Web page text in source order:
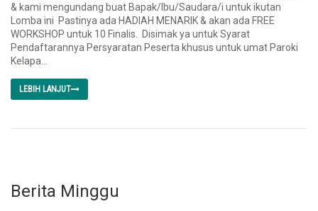
& kami mengundang buat Bapak/Ibu/Saudara/i untuk ikutan
Lomba ini Pastinya ada HADIAH MENARIK & akan ada FREE
WORKSHOP untuk 10 Finalis. Disimak ya untuk Syarat
Pendaftarannya Persyaratan Peserta khusus untuk umat Paroki
Kelapa...
LEBIH LANJUT
Berita Minggu